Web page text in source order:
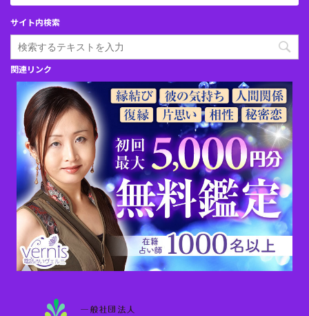
サイト内検索
関連リンク